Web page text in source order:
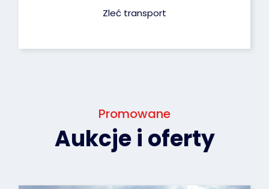
Zleć transport
Promowane
Aukcje i oferty